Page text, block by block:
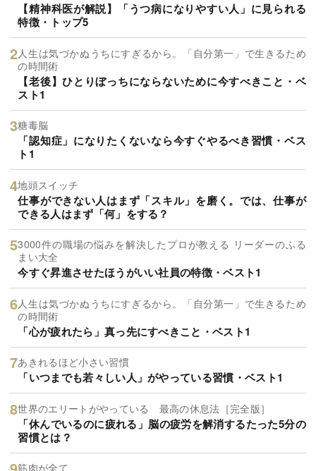
【精神科医が解説】「うつ病になりやすい人」に見られる
特徴・トップ5
人生は気づかぬうちにすぎるから。「自分第一」で生きるため
の時間術
【老後】ひとりぼっちにならないために今すべきこと・ベ
スト1
糖毒脳
「認知症」になりたくないなら今すぐやるべき習慣・ベス
ト1
地頭スイッチ
仕事ができない人はまず「スキル」を磨く。では、仕事が
できる人はまず「何」をする？
3000件の職場の悩みを解決したプロが教える リーダーのふる
まい大全
今すぐ昇進させたほうがいい社員の特徴・ベスト1
人生は気づかぬうちにすぎるから。「自分第一」で生きるため
の時間術
「心が疲れたら」真っ先にすべきこと・ベスト1
あきれるほど小さい習慣
「いつまでも若々しい人」がやっている習慣・ベスト1
世界のエリートがやっている 最高の休息法［完全版］
「休んでいるのに疲れる」脳の疲労を解消するたった5分の
習慣とは？
筋肉が全て